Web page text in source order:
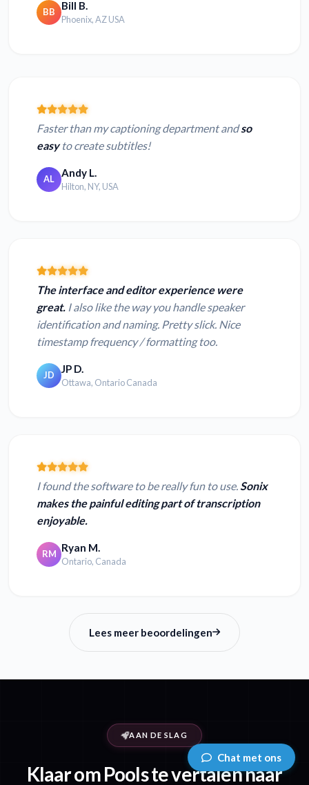
BB Bill B.
Phoenix, AZ USA
Faster than my captioning department andso
easyto create subtitles!
AL Andy L.
Hilton, NY, USA
The interface and editor experience were
great. I also like the way you handle speaker
identification and naming. Pretty slick. Nice
timestamp frequency / formatting too.
JD JP D.
Ottawa, Ontario Canada
I found the software to be really fun to use.Sonix
makes the painful editing part of transcription
enjoyable.
RM Ryan M.
Ontario, Canada
Lees meer beoordelingen
AAN DE SLAG
Klaar om Pools te vertalen naar
Chat met ons